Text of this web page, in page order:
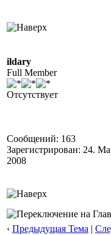
ildary
Full Member
Отсутствует
Сообщений: 163
Зарегистрирован: 24.
2008
‹ Предыдущая Тема |